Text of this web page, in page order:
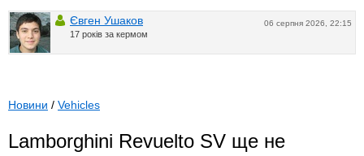
06 серпня 2026, 22:15
Євген Ушаков
17 років за кермом
Новини / Vehicles
Lamborghini Revuelto SV ще не